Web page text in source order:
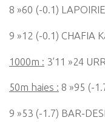
8 »60 (-0.1)
9 »12 (-0.1) CHAFIA
1000m : 3’11 »24
50m haies : 8 »95 (-
9 »53 (-1.7) BAR-